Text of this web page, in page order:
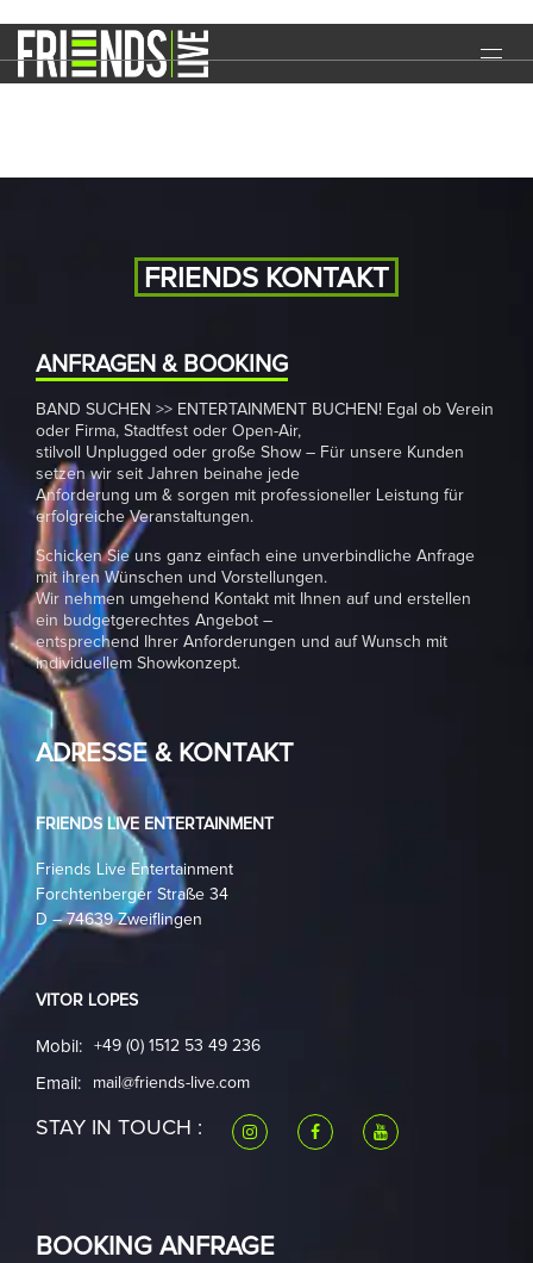
REFERENZEN
DOWNLOADS
KONTAKT
IMPRESSUM
Pub Festival
FRIENDS KONTAKT
ANFRAGEN & BOOKING
BAND SUCHEN >> ENTERTAINMENT BUCHEN! Egal ob Verein
oder Firma, Stadtfest oder Open-Air,
stilvoll Unplugged oder große Show – Für unsere Kunden
setzen wir seit Jahren beinahe jede
Anforderung um & sorgen mit professioneller Leistung für
erfolgreiche Veranstaltungen.
Schicken Sie uns ganz einfach eine unverbindliche Anfrage
mit ihren Wünschen und Vorstellungen.
Wir nehmen umgehend Kontakt mit Ihnen auf und erstellen
ein budgetgerechtes Angebot –
entsprechend Ihrer Anforderungen und auf Wunsch mit
individuellem Showkonzept.
ADRESSE & KONTAKT
FRIENDS LIVE ENTERTAINMENT
Friends Live Entertainment
Forchtenberger Straße 34
D – 74639 Zweiflingen
VITOR LOPES
Mobil: +49 (0) 1512 53 49 236
Email: mail@friends-live.com
STAY IN TOUCH :
BOOKING ANFRAGE